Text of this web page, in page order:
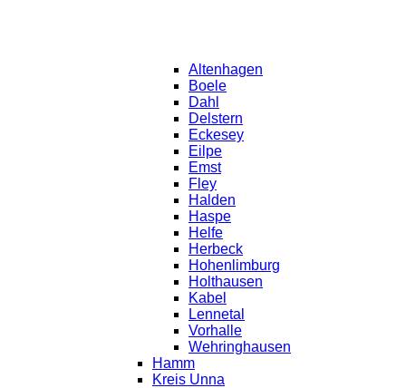
Altenhagen
Boele
Dahl
Delstern
Eckesey
Eilpe
Emst
Fley
Halden
Haspe
Helfe
Herbeck
Hohenlimburg
Holthausen
Kabel
Lennetal
Vorhalle
Wehringhausen
Hamm
Kreis Unna